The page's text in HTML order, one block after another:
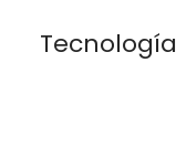
Tecnología